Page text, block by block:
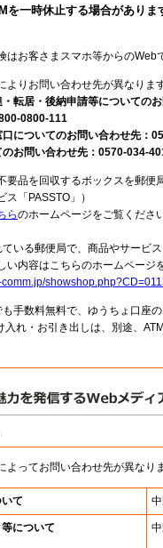
一時休止する場合がありま
お客さまスマホ等からのWeb
りお問い合わせ先が異なりま
転居・後納申請等についての
0800-111
口についてのお問い合わせ先：
のお問い合わせ先：0570-034-
要品を回収するボックスを郵便
「PASSTO」）
らのホームページをご覧ください
いる郵便局で、商品やサービ
内容はこちらのホームページ
comm.jp/
手数料無料で、ゆうちょ口座
れ・お引き出しは、別途、
ってお問い合わせ先が異なり
て
について